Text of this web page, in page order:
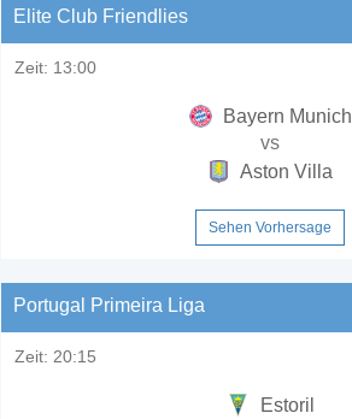
Elite Club Friendlies
Zeit: 13:00
Bayern Munich
vs
Aston Villa
Sehen Vorhersage
Portugal Primeira Liga
Zeit: 20:15
Estoril